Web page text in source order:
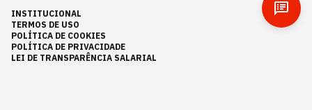
INSTITUCIONAL
TERMOS DE USO
POLÍTICA DE COOKIES
POLÍTICA DE PRIVACIDADE
LEI DE TRANSPARÊNCIA SALARIAL